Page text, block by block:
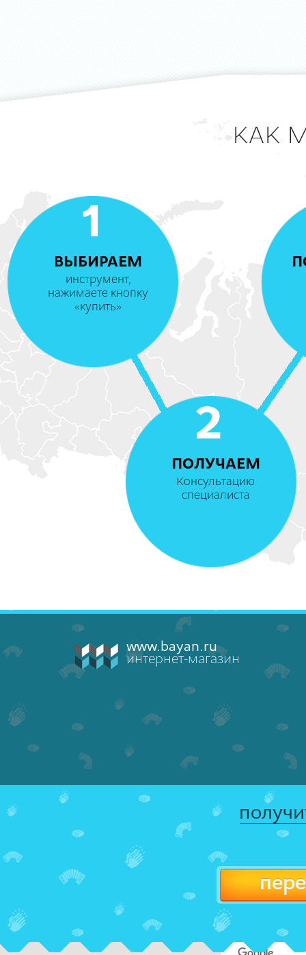
КАК
1
ВЫБИРАЕМ
инструмент,
нажимаете кнопку
«купить»
2
ПОЛУЧАЕМ
Консультацию
специалиста
www.bayan.ru
интернет-магазин